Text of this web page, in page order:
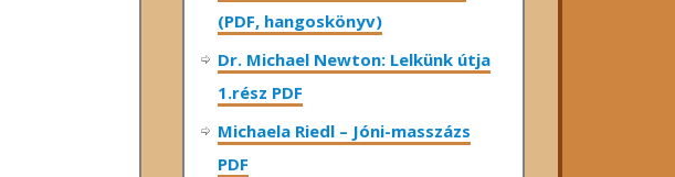
(PDF, hangoskönyv)
Dr. Michael Newton: Lelkünk útja
1.rész PDF
Michaela Riedl – Jóni-masszázs
PDF